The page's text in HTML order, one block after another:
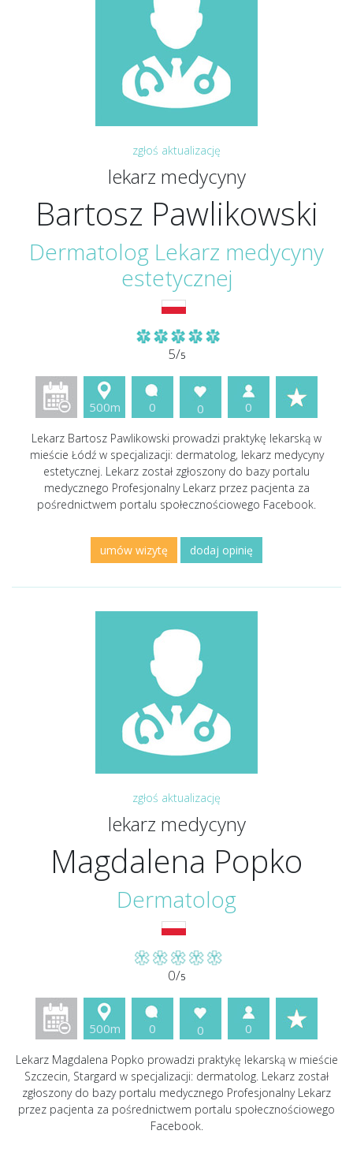
zgłoś aktualizację
lekarz medycyny
Bartosz Pawlikowski
Dermatolog Lekarz medycyny
estetycznej
5/5
500m 0 0 0
Lekarz Bartosz Pawlikowski prowadzi praktykę lekarską w
mieście Łódź w specjalizacji: dermatolog, lekarz medycyny
estetycznej. Lekarz został zgłoszony do bazy portalu
medycznego Profesjonalny Lekarz przez pacjenta za
pośrednictwem portalu społecznościowego Facebook.
umów wizytę dodaj opinię
zgłoś aktualizację
lekarz medycyny
Magdalena Popko
Dermatolog
0/5
500m 0 0 0
Lekarz Magdalena Popko prowadzi praktykę lekarską w mieście
Szczecin, Stargard w specjalizacji: dermatolog. Lekarz został
zgłoszony do bazy portalu medycznego Profesjonalny Lekarz
przez pacjenta za pośrednictwem portalu społecznościowego
Facebook.